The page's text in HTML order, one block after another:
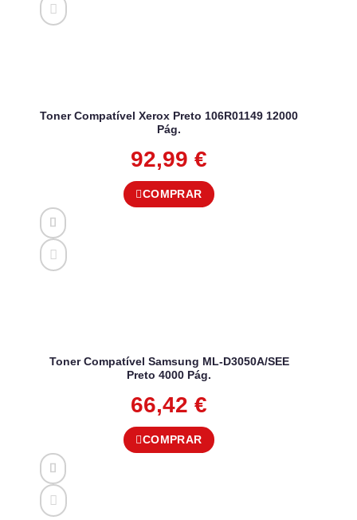
Toner Compatível Xerox Preto 106R01149 12000
Pág.
92,99 €
COMPRAR
Toner Compatível Samsung ML-D3050A/SEE
Preto 4000 Pág.
66,42 €
COMPRAR